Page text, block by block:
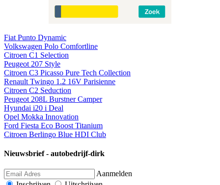
Fiat Punto Dynamic
Volkswagen Polo Comfortline
Citroen C1 Selection
Peugeot 207 Style
Citroen C3 Picasso Pure Tech Collection
Renault Twingo 1.2 16V Parisienne
Citroen C2 Seduction
Peugeot 208L Burstner Camper
Hyundai i20 i Deal
Opel Mokka Innovation
Ford Fiesta Eco Boost Titanium
Citroen Berlingo Blue HDI Club
Nieuwsbrief - autobedrijf-dirk
Aanmelden